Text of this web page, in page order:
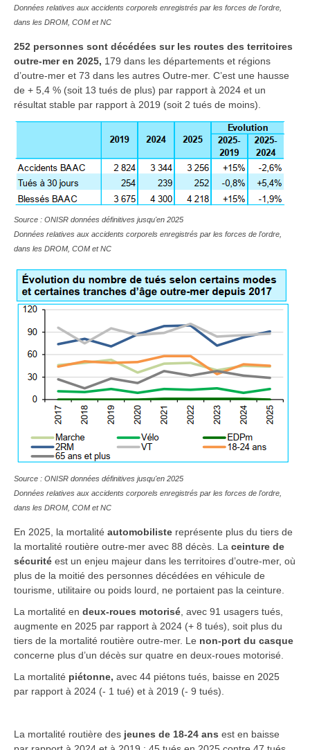
Données relatives aux accidents corporels enregistrés par les forces de l'ordre,
dans les DROM, COM et NC
252 personnes sont décédées sur les routes des territoires
outre-mer en 2025, 179 dans les départements et régions
d’outre-mer et 73 dans les autres Outre-mer. C’est une hausse
de + 5,4 % (soit 13 tués de plus) par rapport à 2024 et un
résultat stable par rapport à 2019 (soit 2 tués de moins).
Source : ONISR données définitives jusqu'en 2025
Données relatives aux accidents corporels enregistrés par les forces de l'ordre,
dans les DROM, COM et NC
Source : ONISR données définitives jusqu'en 2025
Données relatives aux accidents corporels enregistrés par les forces de l'ordre,
dans les DROM, COM et NC
En 2025, la mortalité automobiliste représente plus du tiers de
la mortalité routière outre-mer avec 88 décès. La ceinture de
sécurité est un enjeu majeur dans les territoires d’outre-mer, où
plus de la moitié des personnes décédées en véhicule de
tourisme, utilitaire ou poids lourd, ne portaient pas la ceinture.
La mortalité en deux-roues motorisé , avec 91 usagers tués,
augmente en 2025 par rapport à 2024 (+ 8 tués), soit plus du
tiers de la mortalité routière outre-mer. Le non-port du casque
concerne plus d’un décès sur quatre en deux-roues motorisé.
La mortalité piétonne, avec 44 piétons tués, baisse en 2025
par rapport à 2024 (- 1 tué) et à 2019 (- 9 tués).
La mortalité routière des jeunes de 18-24 ans est en baisse